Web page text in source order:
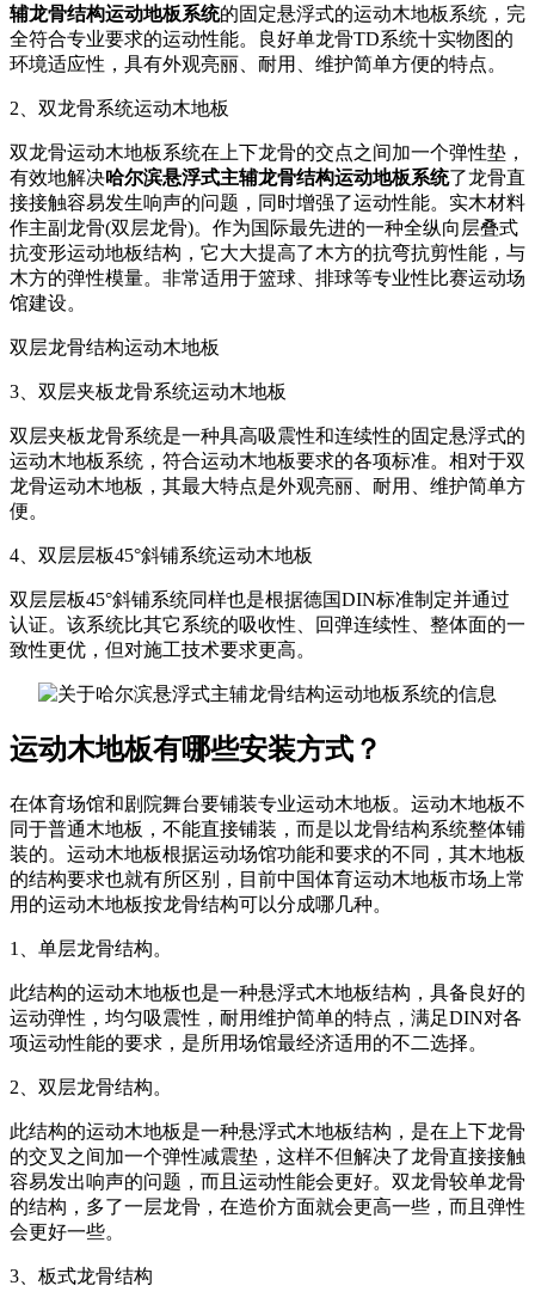
辅龙骨结构运动地板系统的固定悬浮式的运动木地板系统，完
全符合专业要求的运动性能。良好单龙骨TD系统十实物图的
环境适应性，具有外观亮丽、耐用、维护简单方便的特点。
2、双龙骨系统运动木地板
双龙骨运动木地板系统在上下龙骨的交点之间加一个弹性垫，
有效地解决哈尔滨悬浮式主辅龙骨结构运动地板系统了龙骨直
接接触容易发生响声的问题，同时增强了运动性能。实木材料
作主副龙骨(双层龙骨)。作为国际最先进的一种全纵向层叠式
抗变形运动地板结构，它大大提高了木方的抗弯抗剪性能，与
木方的弹性模量。非常适用于篮球、排球等专业性比赛运动场
馆建设。
双层龙骨结构运动木地板
3、双层夹板龙骨系统运动木地板
双层夹板龙骨系统是一种具高吸震性和连续性的固定悬浮式的
运动木地板系统，符合运动木地板要求的各项标准。相对于双
龙骨运动木地板，其最大特点是外观亮丽、耐用、维护简单方
便。
4、双层层板45°斜铺系统运动木地板
双层层板45°斜铺系统同样也是根据德国DIN标准制定并通过
认证。该系统比其它系统的吸收性、回弹连续性、整体面的一
致性更优，但对施工技术要求更高。
运动木地板有哪些安装方式？
在体育场馆和剧院舞台要铺装专业运动木地板。运动木地板不
同于普通木地板，不能直接铺装，而是以龙骨结构系统整体铺
装的。运动木地板根据运动场馆功能和要求的不同，其木地板
的结构要求也就有所区别，目前中国体育运动木地板市场上常
用的运动木地板按龙骨结构可以分成哪几种。
1、单层龙骨结构。
此结构的运动木地板也是一种悬浮式木地板结构，具备良好的
运动弹性，均匀吸震性，耐用维护简单的特点，满足DIN对各
项运动性能的要求，是所用场馆最经济适用的不二选择。
2、双层龙骨结构。
此结构的运动木地板是一种悬浮式木地板结构，是在上下龙骨
的交叉之间加一个弹性减震垫，这样不但解决了龙骨直接接触
容易发出响声的问题，而且运动性能会更好。双龙骨较单龙骨
的结构，多了一层龙骨，在造价方面就会更高一些，而且弹性
会更好一些。
3、板式龙骨结构